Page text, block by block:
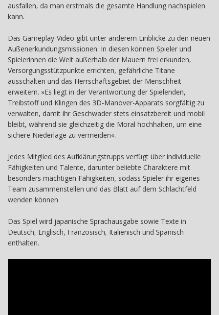
ausfallen, da man erstmals die gesamte Handlung nachspielen
kann.
Das Gameplay-Video gibt unter anderem Einblicke zu den neuen
Außenerkundungsmissionen. In diesen können Spieler und
Spielerinnen die Welt außerhalb der Mauern frei erkunden,
Versorgungsstützpunkte errichten, gefährliche Titane
ausschalten und das Herrschaftsgebiet der Menschheit
erweitern. »Es liegt in der Verantwortung der Spielenden,
Treibstoff und Klingen des 3D-Manöver-Apparats sorgfältig zu
verwalten, damit ihr Geschwader stets einsatzbereit und mobil
bleibt, während sie gleichzeitig die Moral hochhalten, um eine
sichere Niederlage zu vermeiden«.
Jedes Mitglied des Aufklärungstrupps verfügt über individuelle
Fähigkeiten und Talente, darunter beliebte Charaktere mit
besonders mächtigen Fähigkeiten, sodass Spieler ihr eigenes
Team zusammenstellen und das Blatt auf dem Schlachtfeld
wenden können
Das Spiel wird japanische Sprachausgabe sowie Texte in
Deutsch, Englisch, Französisch, Italienisch und Spanisch
enthalten.